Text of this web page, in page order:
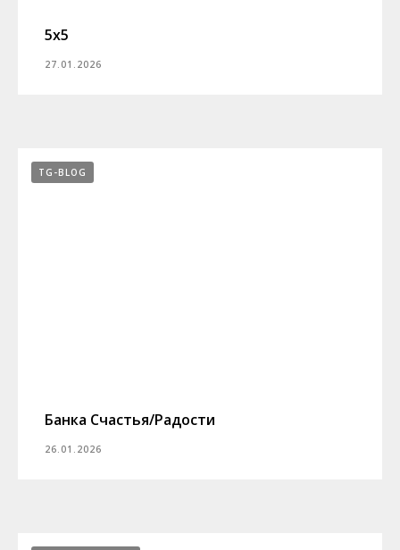
5x5
27.01.2026
TG-BLOG
Банка Счастья/Радости
26.01.2026